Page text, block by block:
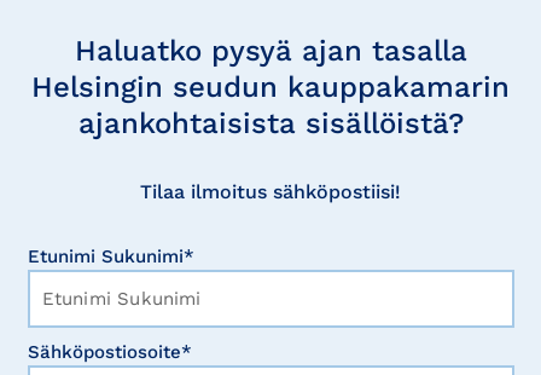
Haluatko pysyä ajan tasalla
Helsingin seudun kauppakamarin
ajankohtaisista sisällöistä?
Tilaa ilmoitus sähköpostiisi!
Etunimi Sukunimi*
Sähköpostiosoite*